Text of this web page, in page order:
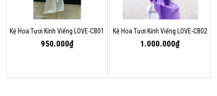
Kệ Hoa Tươi Kính Viếng LOVE-CB01
950.000₫
Kệ Hoa Tươi Kính Viếng LOVE-CB02
1.000.000₫